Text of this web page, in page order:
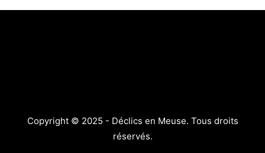
Copyright © 2025 - Déclics en Meuse. Tous droits
réservés.